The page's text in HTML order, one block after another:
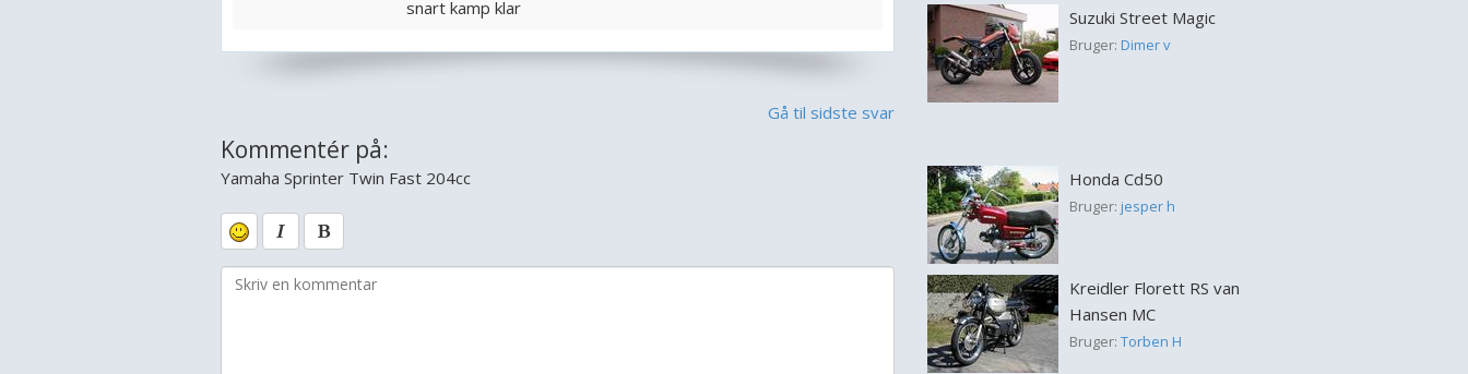
snart kamp klar
Gå til sidste svar
Kommentér på:
Yamaha Sprinter Twin Fast 204cc
Suzuki Street Magic
Bruger: Dimer v
Honda Cd50
Bruger: jesper h
Kreidler Florett RS van
Hansen MC
Bruger: Torben H